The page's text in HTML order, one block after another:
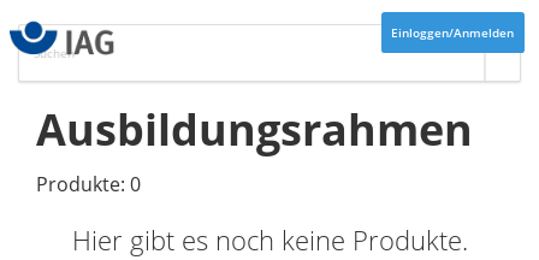
Einloggen/Anmelden
Ausbildungsrahmen
Produkte: 0
Hier gibt es noch keine Produkte.